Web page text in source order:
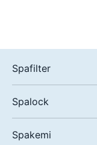
Spafilter
Spalock
Spakemi